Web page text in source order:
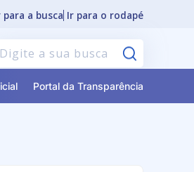
para a busca Ir para o rodapé
Portal da Transparência